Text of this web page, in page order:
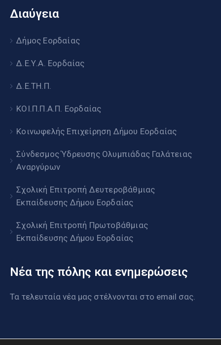
Διαύγεια
Δήμος Εορδαίας
Δ.Ε.Υ.Α. Εορδαίας
Δ.Ε.ΤΗ.Π.
ΚΟΙ.Π.Π.Α.Π. Εορδαίας
Κοινωφελής Επιχείρηση Δήμου Εορδαίας
Σύνδεσμος Ύδρευσης Ολυμπιάδας Γαλάτειας
Αναργύρων
Σχολική Επιτροπή Δευτεροβάθμιας
Εκπαίδευσης Δήμου Εορδαίας
Σχολική Επιτροπή Πρωτοβάθμιας
Εκπαίδευσης Δήμου Εορδαίας
Νέα της πόλης και ενημερώσεις
Τα τελευταία νέα μας στέλνονται στο email σας.